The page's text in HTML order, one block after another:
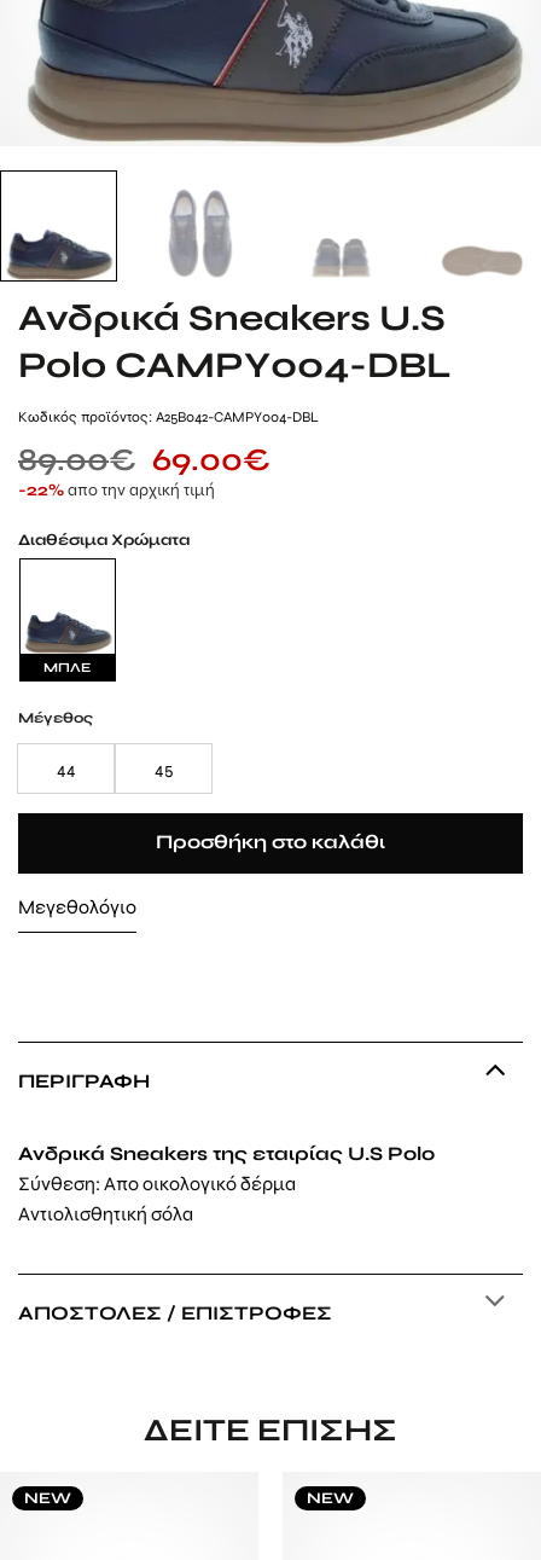
Ανδρικά Sneakers U.S
Polo CAMPY004-DBL
Kωδικός προϊόντος: A25B042-CAMPY004-DBL
89.00€ 69.00€
-22%απο την αρχική τιμή
Διαθέσιμα Χρώματα
ΜΠΛΕ
Μέγεθος
44 45
Προσθήκη στο καλάθι
Μεγεθολόγιο
ΠΕΡΙΓΡΑΦΉ
Ανδρικά Sneakers της εταιρίας U.S Polo
Σύνθεση: Απο οικολογικό δέρμα
Αντιολισθητική σόλα
ΑΠΟΣΤΟΛΈΣ / ΕΠΙΣΤΡΟΦΈΣ
ΔΕΊΤΕ ΕΠΊΣΗΣ
NEW NEW